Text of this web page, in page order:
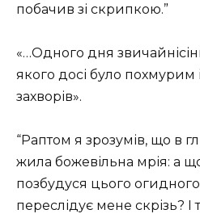
побачив зі скрипкою.”
«…Одного дня
якого досі було похмурим
захворів».
“Раптом я зрозумів, що в
жила божевільна мрія: а
позбудуся цього
переслідує мене скрізь? І